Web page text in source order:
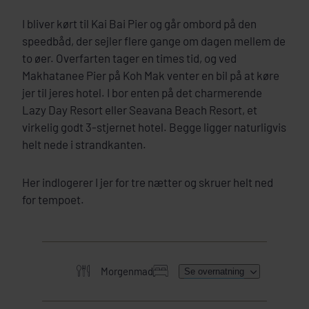
I bliver kørt til Kai Bai Pier og går ombord på den
speedbåd, der sejler flere gange om dagen mellem de
to øer. Overfarten tager en times tid, og ved
Makhatanee Pier på Koh Mak venter en bil på at køre
jer til jeres hotel. I bor enten på det charmerende
Lazy Day Resort eller Seavana Beach Resort, et
virkelig godt 3-stjernet hotel. Begge ligger naturligvis
helt nede i strandkanten.
Her indlogerer I jer for tre nætter og skruer helt ned
for tempoet.
Morgenmad Se overnatning